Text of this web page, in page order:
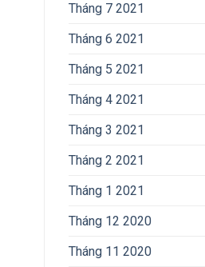
Tháng 7 2021
Tháng 6 2021
Tháng 5 2021
Tháng 4 2021
Tháng 3 2021
Tháng 2 2021
Tháng 1 2021
Tháng 12 2020
Tháng 11 2020